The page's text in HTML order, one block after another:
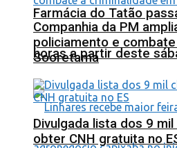
Farmácia do Tatão
horas a partir deste
Companhia da PM
policiamento e
Sooretama
Divulgada lista dos 9
obter CNH gratuita no